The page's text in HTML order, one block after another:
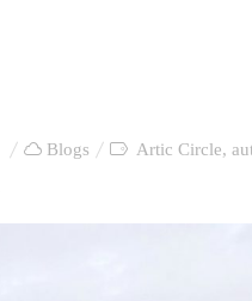
Blogs Artic Circle,